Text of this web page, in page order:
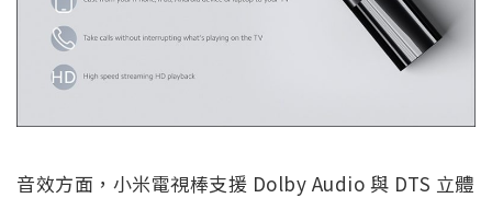
音效方面，小米電視棒支援 Dolby Audio 與 DTS 立體